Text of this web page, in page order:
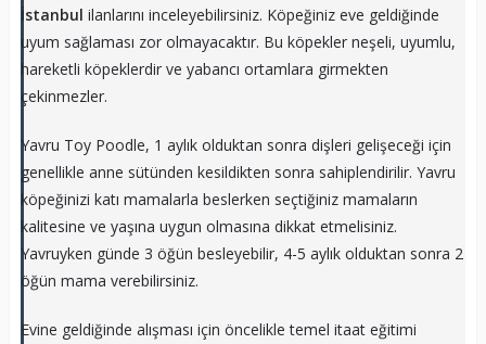
İstanbul ilanlarını inceleyebilirsiniz. Köpeğiniz eve geldiğinde
uyum sağlaması zor olmayacaktır. Bu köpekler neşeli, uyumlu,
hareketli köpeklerdir ve yabancı ortamlara girmekten
çekinmezler.
Yavru Toy Poodle, 1 aylık olduktan sonra dişleri gelişeceği için
genellikle anne sütünden kesildikten sonra sahiplendirilir. Yavru
köpeğinizi katı mamalarla beslerken seçtiğiniz mamaların
kalitesine ve yaşına uygun olmasına dikkat etmelisiniz.
Yavruyken günde 3 öğün besleyebilir, 4-5 aylık olduktan sonra 2
öğün mama verebilirsiniz.
Evine geldiğinde alışması için öncelikle temel itaat eğitimi